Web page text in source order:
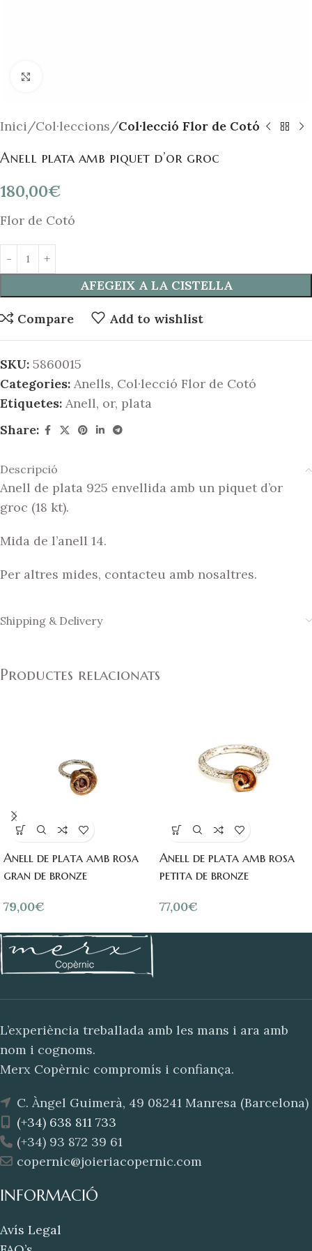
Inici Col·leccions Col·lecció Flor de Cotó
Anell plata amb piquet d’or groc
180,00€
Flor de Cotó
AFEGEIX A LA CISTELLA
Compare Add to wishlist
SKU: 5860015
Categories: Anells, Col·lecció Flor de Cotó
Etiquetes: Anell, or, plata
Share:
Descripció
Anell de plata 925 envellida amb un piquet d’or
groc (18 kt).
Mida de l’anell 14.
Per altres mides, contacteu amb nosaltres.
Shipping & Delivery
Productes relacionats
Anell de plata amb rosa
gran de bronze
79,00€
Anell de plata amb rosa
petita de bronze
77,00€
L’experiència treballada amb les mans i ara amb
nom i cognoms.
Merx Copèrnic compromís i confiança.
C. Àngel Guimerà, 49 08241 Manresa (Barcelona)
(+34) 638 811 733
(+34) 93 872 39 61
copernic@joieriacopernic.com
INFORMACIÓ
Avís Legal